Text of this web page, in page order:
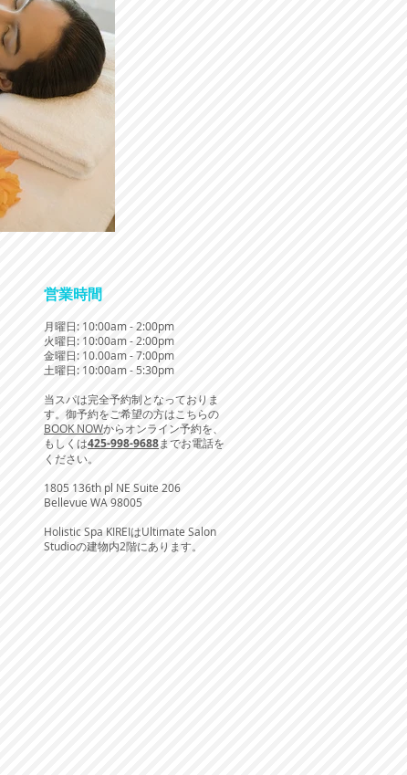
​営業時間
月曜日: 10:00am - 2:00pm
​火曜日: 10:00am - 2:00pm
金曜日: 10.00am - 7:00pm
土曜日: 10:00am - 5:30pm
当スパは完全予約制となっておりま
す。御予約をご希望の方はこちらの
BOOK NOWからオンライン予約を、
もしくは425-998-9688までお電話を
ください。
1805 136th pl NE Suite 206
Bellevue WA 98005
Holistic Spa KIREIはUltimate Salon
Studioの建物内2階にあります。